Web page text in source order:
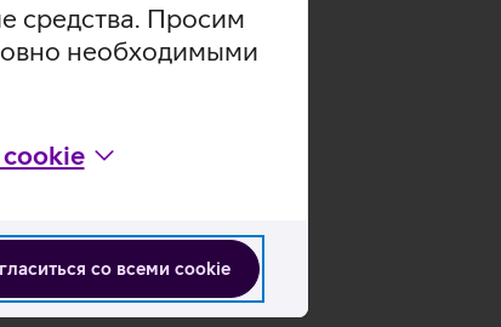
средства. Просим
необходимыми
со всеми cookie